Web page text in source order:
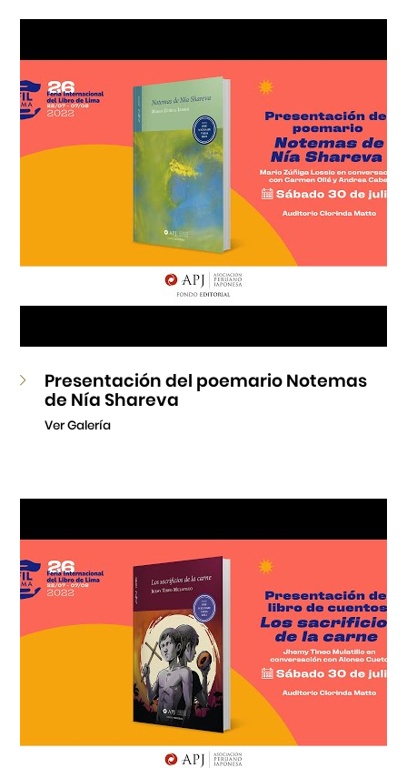
Museo de la Inmigración Japonesa
Fondo Editorial
Teatro Peruano Japonés
Presentación del poemario Notemas
de Nía Shareva
Ver Galería